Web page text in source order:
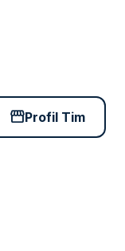
storefrontProfil Tim